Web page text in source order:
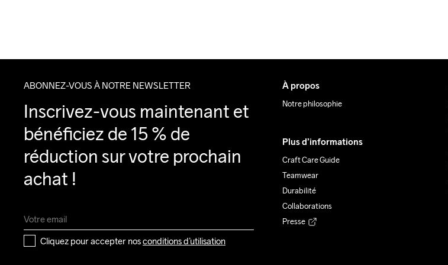
ABONNEZ-VOUS À NOTRE NEWSLETTER
Inscrivez-vous maintenant et
bénéficiez de 15 % de
réduction sur votre prochain
achat !
Cliquez pour accepter nos conditions d’utilisation
À propos
Notre philosophie
Plus d’informations
Craft Care Guide
Teamwear
Durabilité
Collaborations
Presse